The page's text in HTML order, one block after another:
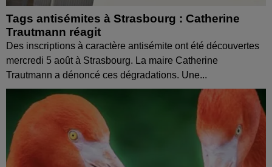
Tags antisémites à Strasbourg : Catherine
Trautmann réagit
Des inscriptions à caractère antisémite ont été découvertes
mercredi 5 août à Strasbourg. La maire Catherine
Trautmann a dénoncé ces dégradations. Une...